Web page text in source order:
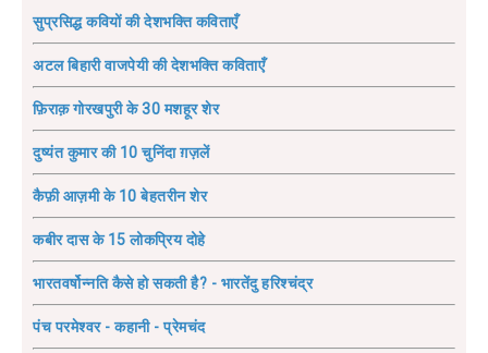
सुप्रसिद्ध कवियों की देशभक्ति कविताएँ
अटल बिहारी वाजपेयी की देशभक्ति कविताएँ
फ़िराक़ गोरखपुरी के 30 मशहूर शेर
दुष्यंत कुमार की 10 चुनिंदा ग़ज़लें
कैफ़ी आज़मी के 10 बेहतरीन शेर
कबीर दास के 15 लोकप्रिय दोहे
भारतवर्षोन्नति कैसे हो सकती है? - भारतेंदु हरिश्चंद्र
पंच परमेश्वर - कहानी - प्रेमचंद